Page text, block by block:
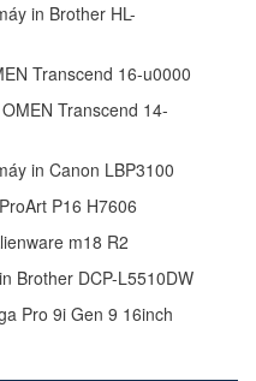
in Brother HL-
Transcend 16-u0000
Transcend 14-
in Canon LBP3100
P16 H7606
m18 R2
Brother DCP-L5510DW
Pro 9i Gen 9 16inch